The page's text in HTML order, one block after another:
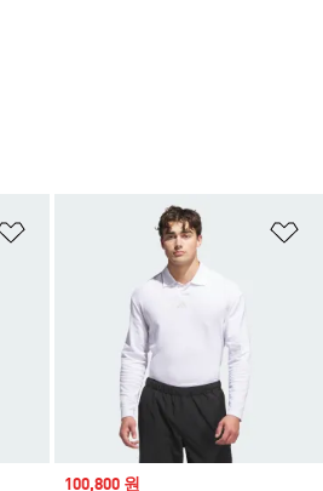
위시리스트 담기
Sale price
100,800 원